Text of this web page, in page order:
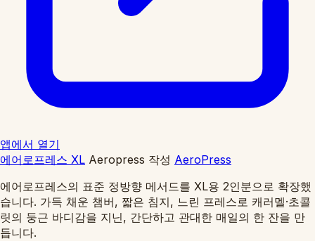
앱에서 열기
에어로프레스 XL Aeropress 작성 AeroPress
에어로프레스의 표준 정방향 메서드를 XL용 2인분으로 확장했
습니다. 가득 채운 챔버, 짧은 침지, 느린 프레스로 캐러멜·초콜
릿의 둥근 바디감을 지닌, 간단하고 관대한 매일의 한 잔을 만
듭니다.